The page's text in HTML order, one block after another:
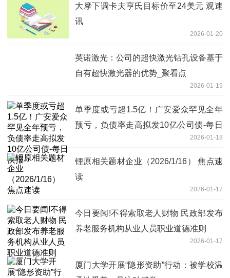
大摩下调卡夫亨氏目标价至24美元 观速
讯
2026-01-20
英诺激光：公司的超快激光钻孔设备基于
自有超快激光器的优势_聚看点
2026-01-19
单季度或亏超1.5亿！广安爱众罕见全年
预亏，负债率走高拟发10亿公司债-每日
2026-01-18
锂原相关题材企业（2026/1/16） 焦点速
读
2026-01-17
今日要闻!不得索取老人财物 民政部发布
养老服务机构从业人员职业道德准则
2026-01-17
厦门大学开展“隐形资助”行动：被学校温